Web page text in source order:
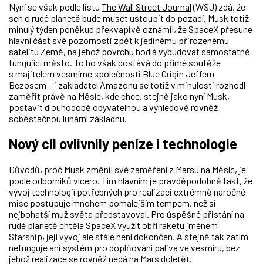
Nyní se však podle listu The Wall Street Journal(WSJ) zdá, že
sen o rudé planetě bude muset ustoupit do pozadí. Musk totiž
minulý týden poněkud překvapivě oznámil, že SpaceX přesune
hlavní část své pozornosti zpět k jedinému přirozenému
satelitu Země, na jehož povrchu hodlá vybudovat samostatně
fungující město. To ho však dostává do přímé soutěže
s majitelem vesmírné společnosti Blue Origin Jeffem
Bezosem – i zakladatel Amazonu se totiž v minulosti rozhodl
zaměřit právě na Měsíc, kde chce, stejně jako nyní Musk,
postavit dlouhodobě obyvatelnou a výhledově rovněž
soběstačnou lunární základnu.
Nový cíl ovlivnily peníze i technologie
Důvodů, proč Musk změnil své zaměření z Marsu na Měsíc, je
podle odborníků vícero. Tím hlavním je pravděpodobně fakt, že
vývoj technologií potřebných pro realizaci extrémně náročné
mise postupuje mnohem pomalejším tempem, než si
nejbohatší muž světa představoval. Pro úspěšné přistání na
rudé planetě chtěla SpaceX využít obří raketu jménem
Starship, její vývoj ale stále není dokončen. A stejně tak zatím
nefunguje ani systém pro doplňování paliva vevesmíru, bez
jehož realizace se rovněž nedá na Mars doletět.